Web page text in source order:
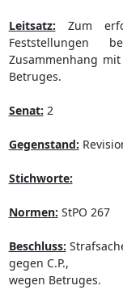
Leitsatz: Zum
Feststellungen
Zusammenhang
Betruges.
Senat: 2
Gegenstand:
Stichworte:
Normen: StPO 267
Beschluss:
gegen C.P.,
wegen Betruges.